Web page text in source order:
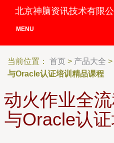
北京神脑资讯技术有限公
MENU
当前位置： 首页 > 产品大全 >
与Oracle认证培训精品课程
动火作业全
与Oracle认